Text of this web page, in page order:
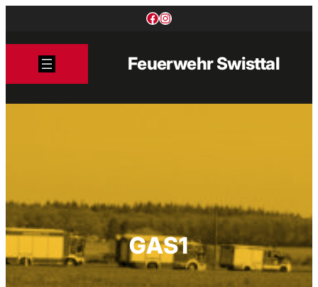
Facebook
Instagram
Feuerwehr Swisttal
GAS1